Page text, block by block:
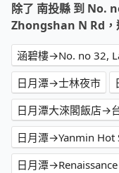
除了 南投縣 到 No.
Zhongshan N Rd
涵碧樓→No. no 32,
日月潭→士林夜市
日月潭大淶閣飯店→
日月潭→Yanmin Hot
日月潭